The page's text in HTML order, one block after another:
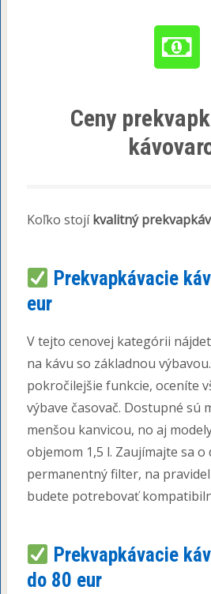
Ceny
Koľko stojíkvalitný
Prekvapkávacie
eur
V tejto cenovej kategórii
na kávu so základnou
pokročilejšie funkcie, oceníte
výbave časovač. Dostupné sú
menšou kanvicou, no aj
objemom 1,5 l. Zaujímajte sa
permanentný filter, na
budete potrebovať
Prekvapkávacie
do 80 eur